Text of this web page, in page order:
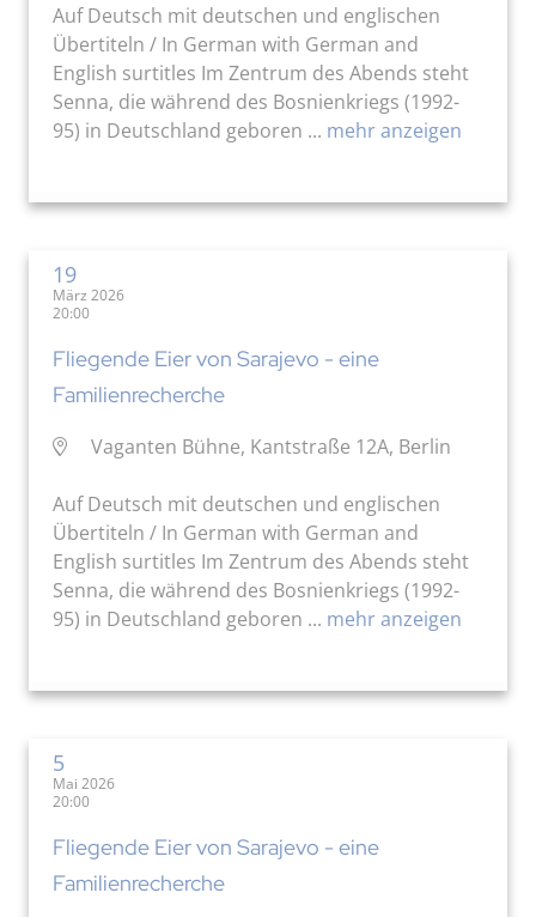
Auf Deutsch mit deutschen und englischen
Übertiteln / In German with German and
English surtitles Im Zentrum des Abends steht
Senna, die während des Bosnienkriegs (1992-
95) in Deutschland geboren ... mehr anzeigen
19
März 2026
20:00
Fliegende Eier von Sarajevo - eine
Familienrecherche
Vaganten Bühne, Kantstraße 12A, Berlin
Auf Deutsch mit deutschen und englischen
Übertiteln / In German with German and
English surtitles Im Zentrum des Abends steht
Senna, die während des Bosnienkriegs (1992-
95) in Deutschland geboren ... mehr anzeigen
5
Mai 2026
20:00
Fliegende Eier von Sarajevo - eine
Familienrecherche